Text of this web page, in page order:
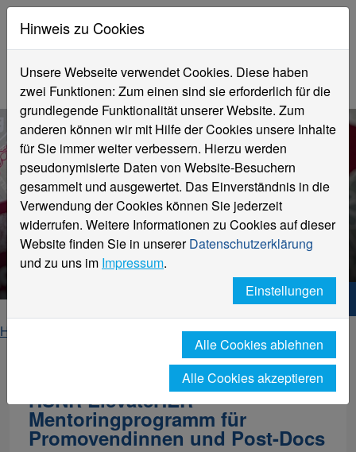
Kalendereinträge
Hochschule Niederrhein. Dein Weg.
Home
Gleichstellung
Events
HSNR ElevateHER –
Mentoringprogramm für
Promovendinnen und Post-Docs
Hinweis zu Cookies
Unsere Webseite verwendet Cookies. Diese haben
zwei Funktionen: Zum einen sind sie erforderlich für die
grundlegende Funktionalität unserer Website. Zum
anderen können wir mit Hilfe der Cookies unsere Inhalte
für Sie immer weiter verbessern. Hierzu werden
pseudonymisierte Daten von Website-Besuchern
gesammelt und ausgewertet. Das Einverständnis in die
Verwendung der Cookies können Sie jederzeit
widerrufen. Weitere Informationen zu Cookies auf dieser
Website finden Sie in unsererDatenschutzerklärung
und zu uns im Impressum.
Einstellungen
Alle Cookies ablehnen
Alle Cookies akzeptieren